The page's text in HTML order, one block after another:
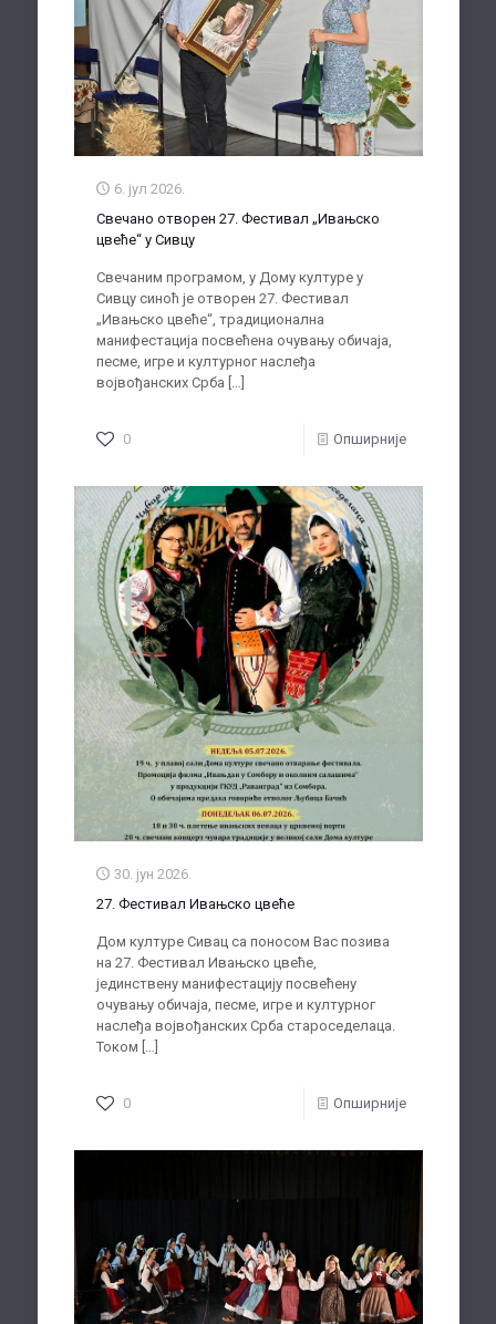
6. јул 2026.
Свечано отворен 27. Фестивал „Ивањско
цвеће“ у Сивцу
Свечаним програмом, у Дому културе у
Сивцу синоћ је отворен 27. Фестивал
„Ивањско цвеће“, традиционална
манифестација посвећена очувању обичаја,
песме, игре и културног наслеђа
војвођанских Срба […]
0 Опширније
30. јун 2026.
27. Фестивал Ивањско цвеће
Дом културе Сивац са поносом Вас позива
на 27. Фестивал Ивањско цвеће,
јединствену манифестацију посвећену
очувању обичаја, песме, игре и културног
наслеђа војвођанских Срба староседелаца.
Током
0 Опширније